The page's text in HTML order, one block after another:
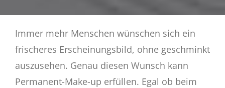
Immer mehr Menschen wünschen sich ein
frischeres Erscheinungsbild, ohne geschminkt
auszusehen. Genau diesen Wunsch kann
Permanent-Make-up erfüllen. Egal ob beim